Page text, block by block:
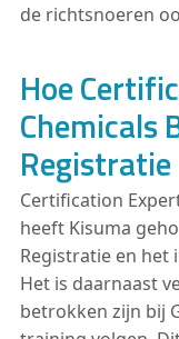
de richtsnoeren
Hoe
Chemicals
Registratie
Certification
heeft Kisuma
Registratie en het
Het is daarnaast
betrokken zijn bij